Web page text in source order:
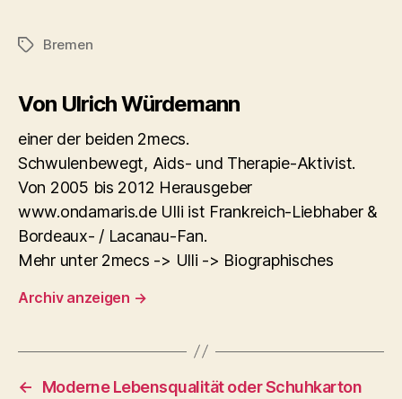
Schlagwörter
Bremen
Von Ulrich Würdemann
einer der beiden 2mecs.
Schwulenbewegt, Aids- und Therapie-Aktivist.
Von 2005 bis 2012 Herausgeber
www.ondamaris.de Ulli ist Frankreich-Liebhaber &
Bordeaux- / Lacanau-Fan.
Mehr unter 2mecs -> Ulli -> Biographisches
Archiv anzeigen →
←
Moderne Lebensqualität oder Schuhkarton